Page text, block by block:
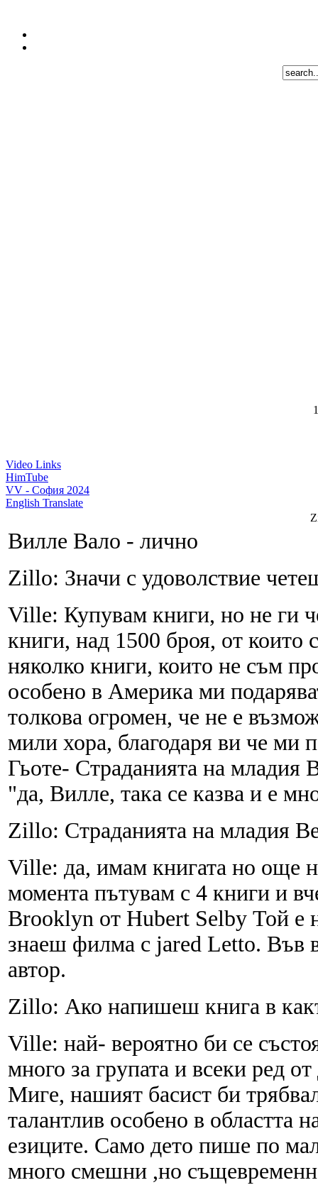
Video Links
HimTube
VV - София 2024
English Translate
Вилле Вало - лично
Zillo: Значи с удоволствие
Ville: Купувам книги, но не ги
книги, над 1500 броя, от
няколко книги, които не съм
особено в Америка ми
толкова огромен, че не е
мили хора, благодаря ви че ми
Гьоте- Страданията на младия
"да, Вилле, така се казва и е
Zillo: Страданията на младия
Ville: да, имам книгата но още
момента пътувам с 4 книги и
Brooklyn от Hubert Selby Той е
знаеш филма с jared Letto. Във
автор.
Zillo: Ако напишеш книга в
Ville: най- вероятно би се
много за групата и всеки ред
Миге, нашият басист би
талантлив особено в областта
езиците. Само дето пише по
много смешни ,но